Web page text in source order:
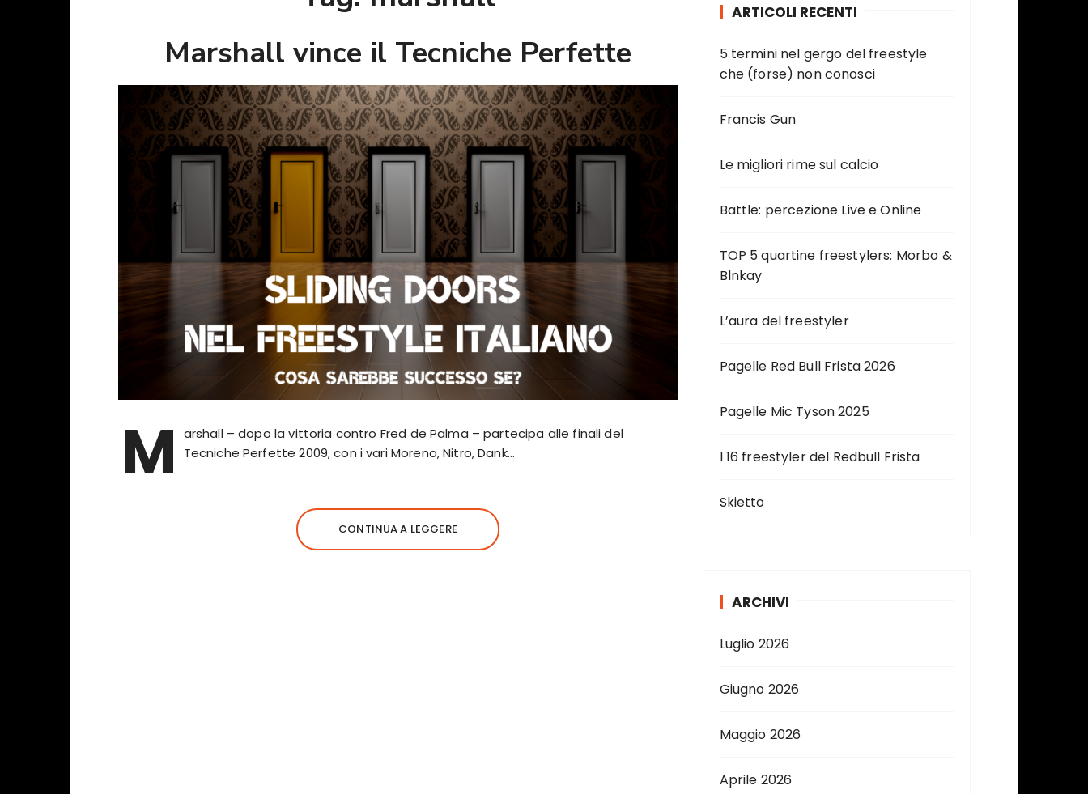
Marshall vince il Tecniche Perfette
M
arshall – dopo la vittoria contro Fred de Palma – partecipa alle finali del
Tecniche Perfette 2009, con i vari Moreno, Nitro, Dank…
CONTINUA A LEGGERE
ARTICOLI RECENTI
5 termini nel gergo del freestyle
che (forse) non conosci
Francis Gun
Le migliori rime sul calcio
Battle: percezione Live e Online
TOP 5 quartine freestylers: Morbo &
Blnkay
L’aura del freestyler
Pagelle Red Bull Frista 2026
Pagelle Mic Tyson 2025
I 16 freestyler del Redbull Frista
Skietto
ARCHIVI
Luglio 2026
Giugno 2026
Maggio 2026
Aprile 2026